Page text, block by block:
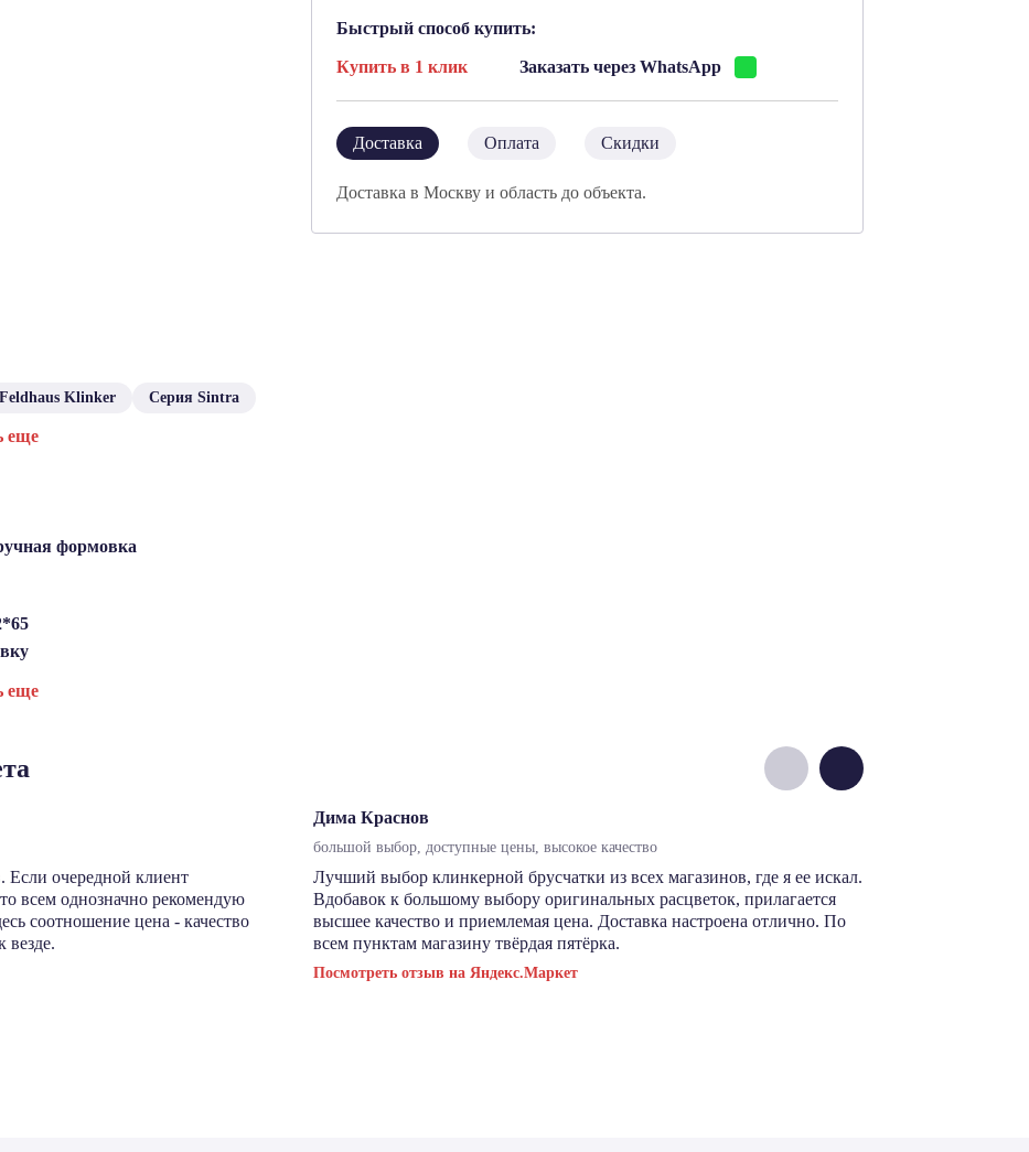
Feldhaus Klinker Серия Sintra
еще
формовка
еще
Быстрый способ купить:
Купить в 1 клик Заказать через WhatsApp
Доставка Оплата Скидки
Доставка в Москву и область до объекта.
Если очередной клиент
всем однозначно рекомендую
соотношение цена - качество
везде.
Дима Краснов
большой выбор, доступные цены, высокое качество
Лучший выбор клинкерной брусчатки из всех магазинов, где я ее искал.
Вдобавок к большому выбору оригинальных расцветок, прилагается
высшее качество и приемлемая цена. Доставка настроена отлично. По
всем пунктам магазину твёрдая пятёрка.
Посмотреть отзыв на Яндекс.Маркет